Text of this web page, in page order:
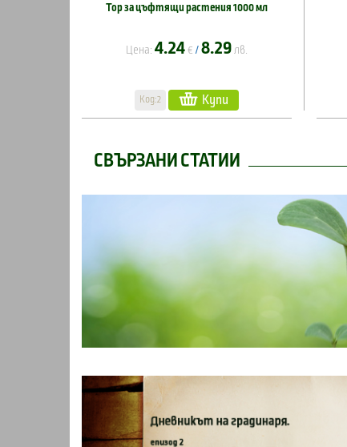
Тор за цъфтящи растения 1000 мл
Цена: 4.24 € / 8.29 лв.
Код:2 Купи
СВЪРЗАНИ СТАТИИ